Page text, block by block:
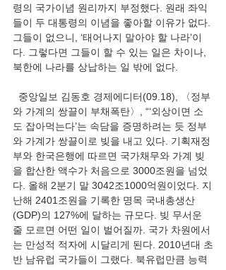
령의 국가이념 원리까지 부정했다. 원래 좌익
들이 두 대통령의 이념을 좋아할 이유가 없다.
그들이 없으니, ‘태어나지 말아야 할 나라’이
다. 그렇다면 그들이 할 수 있는 일은 차이나,
북한에 나라를 상납하는 일 밖에 없다.
중앙일보 김동호 경제에디터(09.18), 〈정부
와 가계의 쌍끌이 부채폭탄〉, “‘외상이면 소
도 잡아먹는다’는 속담을 증명하려는 듯 정부
와 가계가 쌍끌이로 빚을 내고 있다. 기획재정
부와 한국은행에 따르면 국가채무와 가계 빚
을 합산한 액수가 처음으로 3000조원을 넘었
다. 올해 2분기 말 3042조1000억원이었다. 지
난해 2401조원을 기록한 명목 국내총생산
(GDP)의 127%에 달하는 규모다. 빚 무서운
줄 모르면 어떤 일이 벌어질까. 국가 차원에서
는 만성적 적자에 시달리게 된다. 2010년대 초
반 남유럽 국가들이 그랬다. 북유럽만큼 능력